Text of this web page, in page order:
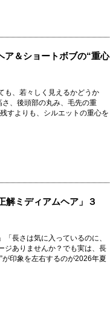
ア＆ショートボブの“重心
も、若々しく見えるかどうか
さ、後頭部の丸み、毛先の重
すよりも、シルエットの重心を
解ミディアムヘア」３
長さは気に入っているのに、
ジありませんか？でも実は、長
が印象を左右するのが2026年夏